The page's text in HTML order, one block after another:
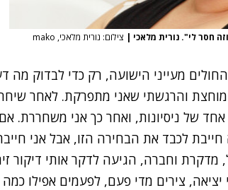
חסר לי". נורית מלאכי | צילום: נורית מלאכי, mako
לבית החולים מעייני הישועה, רק כדי לבדוק
והרגשתי שאני מתפרקת. לאחר
של ניסיונות, ואחר כך אני משחררת.
חייבת לכבד את הבחירה הזו, אבל אני
צירים מדי פעם, לפעמים אפילו